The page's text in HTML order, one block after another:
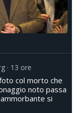
13 ore
col morto che
noto passa
si